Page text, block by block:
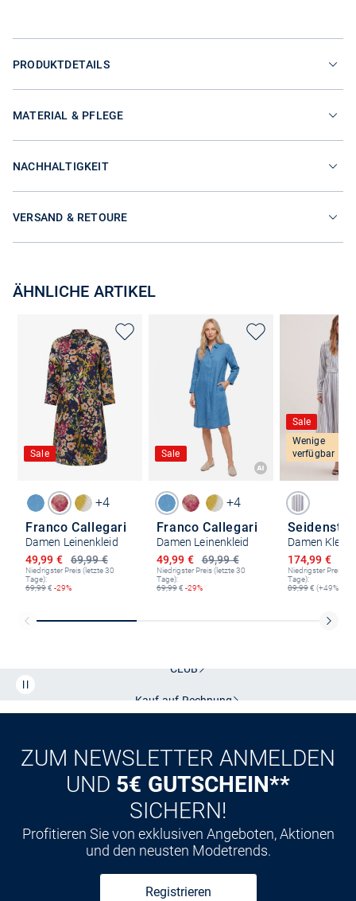
PRODUKTDETAILS
MATERIAL & PFLEGE
NACHHALTIGKEIT
VERSAND & RETOURE
ÄHNLICHE ARTIKEL
Sale
+4
Franco Callegari
Damen Leinenkleid
69,99 €
Ermäßigter Preis
49,99 €
Niedrigster Preis (letzte 30
Tage):
69,99€ -29%
Sale
+4
Franco Callegari
Damen Leinenkleid
69,99 €
Ermäßigter Preis
49,99 €
Niedrigster Preis (letzte 30
Tage):
69,99€ -29%
Sale
Wenige
verfügbar
Ermäßigter
174,99 €
Niedrigster Preis
Tage):
89,99€ (+49%)
CLUB
Kauf auf Rechnung
ZUM NEWSLETTER ANMELDEN
UND 5€ GUTSCHEIN**
SICHERN!
Profitieren Sie von exklusiven Angeboten, Aktionen
und den neusten Modetrends.
Registrieren